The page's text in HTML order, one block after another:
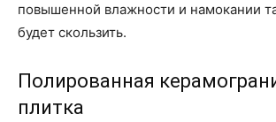
повышенной влажности и намокании
будет скользить.
Полированная
плитка